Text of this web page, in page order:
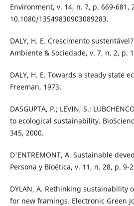
Environment, v. 14, n. 7, p. 669-681,
10.1080/13549830903089283.
DALY, H. E. Crescimento
Ambiente & Sociedade, v. 7, n. 2, p.
DALY, H. E. Towards a steady state
Freeman, 1973.
DASGUPTA, P.; LEVIN, S.;
to ecological sustainability.
345, 2000.
D'ENTREMONT, A. Sustainable
Persona y Bioética, v. 11, n. 28, p. 9-
DYLAN, A. Rethinking sustainability
for new framings. Electronic Green